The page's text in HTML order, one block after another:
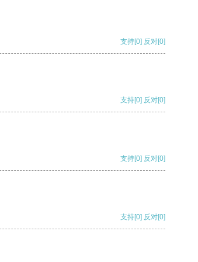
支持[0] 反对[0]
支持[0] 反对[0]
支持[0] 反对[0]
支持[0] 反对[0]